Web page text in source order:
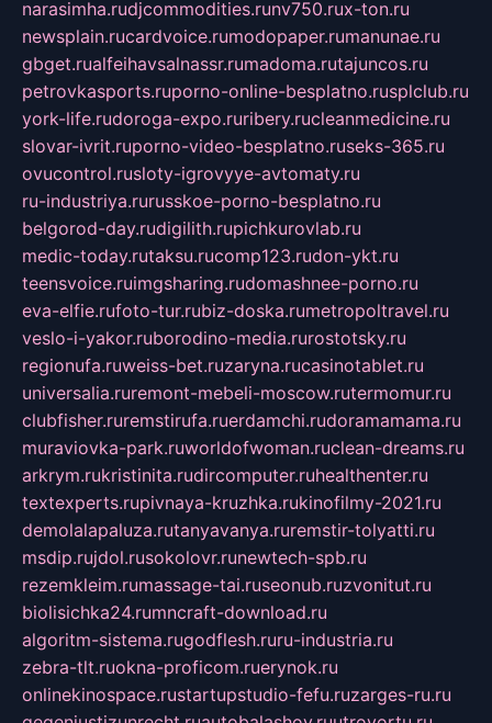
narasimha.rudjcommodities.runv750.rux-ton.ru
newsplain.rucardvoice.rumodopaper.rumanunae.ru
gbget.rualfeihavsalnassr.rumadoma.rutajuncos.ru
petrovkasports.ruporno-online-besplatno.rusplclub.ru
york-life.rudoroga-expo.ruribery.rucleanmedicine.ru
slovar-ivrit.ruporno-video-besplatno.ruseks-365.ru
ovucontrol.rusloty-igrovyye-avtomaty.ru
ru-industriya.rurusskoe-porno-besplatno.ru
belgorod-day.rudigilith.rupichkurovlab.ru
medic-today.rutaksu.rucomp123.rudon-ykt.ru
teensvoice.ruimgsharing.rudomashnee-porno.ru
eva-elfie.rufoto-tur.rubiz-doska.rumetropoltravel.ru
veslo-i-yakor.ruborodino-media.rurostotsky.ru
regionufa.ruweiss-bet.ruzaryna.rucasinotablet.ru
universalia.ruremont-mebeli-moscow.rutermomur.ru
clubfisher.ruremstirufa.ruerdamchi.rudoramamama.ru
muraviovka-park.ruworldofwoman.ruclean-dreams.ru
arkrym.rukristinita.rudircomputer.ruhealthenter.ru
textexperts.rupivnaya-kruzhka.rukinofilmy-2021.ru
demolalapaluza.rutanyavanya.ruremstir-tolyatti.ru
msdip.rujdol.rusokolovr.runewtech-spb.ru
rezemkleim.rumassage-tai.ruseonub.ruzvonitut.ru
biolisichka24.rumncraft-download.ru
algoritm-sistema.rugodflesh.ruru-industria.ru
zebra-tlt.ruokna-proficom.ruerynok.ru
onlinekinospace.rustartupstudio-fefu.ruzarges-ru.ru